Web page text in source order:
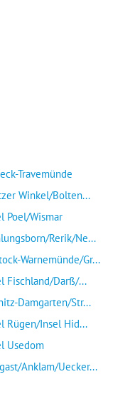
Travemünde
Winkel/Bolten...
Poel/Wismar
Rerik/Ne...
Warnemünde/Gr...
Fischland/Darß/...
Damgarten/Str...
Rügen/Insel Hid...
Usedom
Anklam/Uecker...